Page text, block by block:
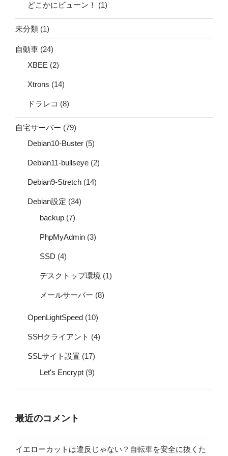
どこかにビューン！ (1)
未分類 (1)
自動車 (24)
XBEE (2)
Xtrons (14)
ドラレコ (8)
自宅サーバー (79)
Debian10-Buster (5)
Debian11-bullseye (2)
Debian9-Stretch (14)
Debian設定 (34)
backup (7)
PhpMyAdmin (3)
SSD (4)
デスクトップ環境 (1)
メールサーバー (8)
OpenLightSpeed (10)
SSHクライアント (4)
SSLサイト設置 (17)
Let's Encrypt (9)
最近のコメント
イエローカットは違反じゃない？自転車を安全に抜くた